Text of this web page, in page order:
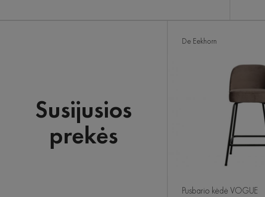
Susijusios
prekės
De Eekhorn
Pusbario kėdė VOGUE